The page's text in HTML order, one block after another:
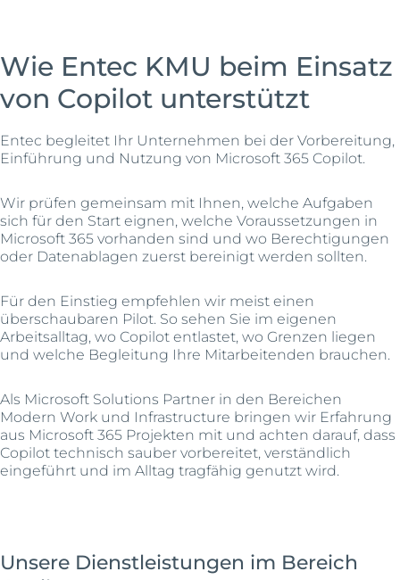
Wie Entec KMU beim Einsatz
von Copilot unterstützt
Entec begleitet Ihr Unternehmen bei der Vorbereitung,
Einführung und Nutzung von Microsoft 365 Copilot.
Wir prüfen gemeinsam mit Ihnen, welche Aufgaben
sich für den Start eignen, welche Voraussetzungen in
Microsoft 365 vorhanden sind und wo Berechtigungen
oder Datenablagen zuerst bereinigt werden sollten.
Für den Einstieg empfehlen wir meist einen
überschaubaren Pilot. So sehen Sie im eigenen
Arbeitsalltag, wo Copilot entlastet, wo Grenzen liegen
und welche Begleitung Ihre Mitarbeitenden brauchen.
Als Microsoft Solutions Partner in den Bereichen
Modern Work und Infrastructure bringen wir Erfahrung
aus Microsoft 365 Projekten mit und achten darauf, dass
Copilot technisch sauber vorbereitet, verständlich
eingeführt und im Alltag tragfähig genutzt wird.
Unsere Dienstleistungen im Bereich